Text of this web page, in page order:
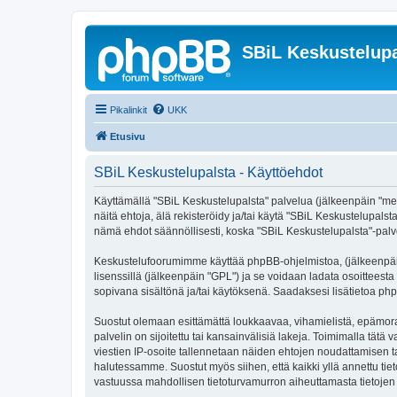
SBiL
Pikalinkit UKK
Etusivu
SBiL Keskustelupalsta - Käyttöehdot
Käyttämällä "SBiL Keskustelupalsta" palvelua (jälkeenpäin
näitä ehtoja, älä rekisteröidy ja/tai käytä "SBiL
nämä ehdot säännöllisesti, koska "SBiL Keskustelupalsta"-
Keskustelufoorumimme käyttää phpBB-ohjelmistoa,
lisenssillä (jälkeenpäin "GPL") ja se voidaan ladata osoitteesta
sopivana sisältönä ja/tai käytöksenä. Saadaksesi lisätietoa
Suostut olemaan esittämättä loukkaavaa, vihamielistä,
palvelin on sijoitettu tai kansainvälisiä lakeja. Toimimalla tätä
viestien IP-osoite tallennetaan näiden ehtojen noudattamisen
halutessamme. Suostut myös siihen, että kaikki yllä annettu
vastuussa mahdollisen tietoturvamurron aiheuttamasta